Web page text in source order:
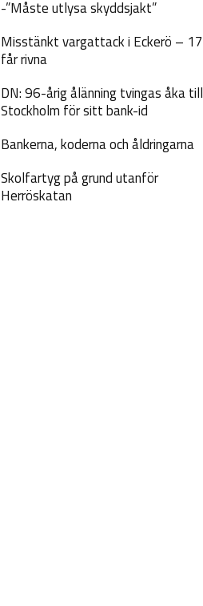
-”Måste utlysa skyddsjakt”
Misstänkt vargattack i Eckerö – 17
får rivna
DN: 96-årig ålänning tvingas åka till
Stockholm för sitt bank-id
Bankerna, koderna och åldringarna
Skolfartyg på grund utanför
Herröskatan